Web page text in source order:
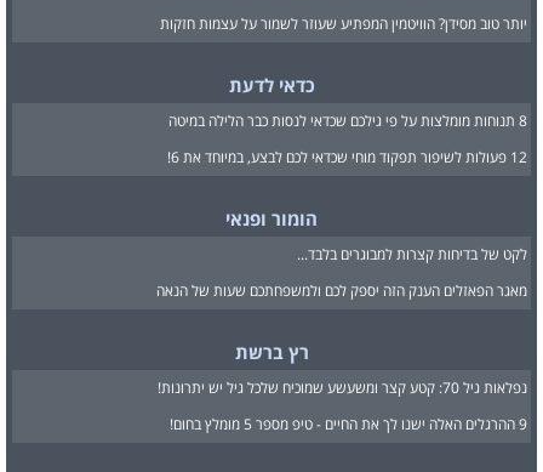
יותר טוב מסידן? הוויטמין המפתיע שעוזר לשמור על עצמות חזקות
כדאי לדעת
8 תנוחות מומלצות על פי גילכם שכדאי לנסות כבר הלילה במיטה
12 פעולות לשיפור תפקוד מוחי שכדאי לכם לבצע, במיוחד את 6!
הומור ופנאי
לקט של בדיחות קצרות למבוגרים בלבד...
מאגר הפאזלים הענק הזה יספק לכם ולמשפחתכם שעות של הנאה
רץ ברשת
נפלאות גיל 70: קטע קצר ומשעשע שמוכיח שלכל גיל יש יתרונות!
9 ההרגלים האלה ישנו לך את החיים - טיפ מספר 5 מומלץ בחום!